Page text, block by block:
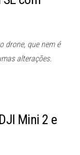
drone, que nem é
alterações.
Mini 2 e